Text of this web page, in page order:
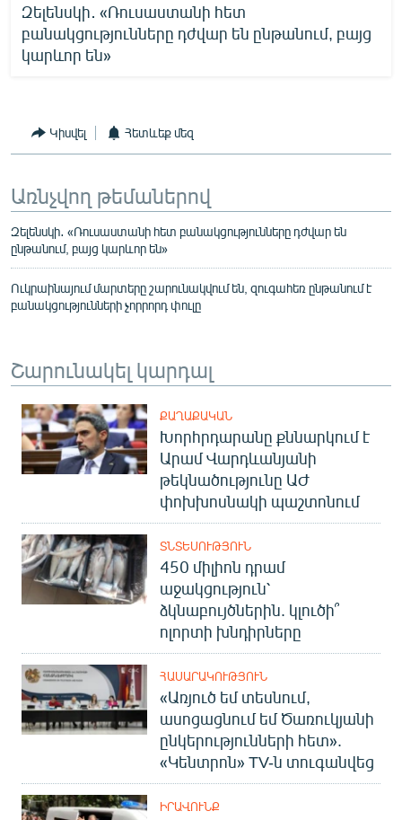
Զելենսկի․ «Ռուսաստանի հետ
բանակցությունները դժվար են ընթանում, բայց
կարևոր են»
Կիսվել Հետևեք մեզ
Առնչվող թեմաներով
Զելենսկի․ «Ռուսաստանի հետ բանակցությունները դժվար են
ընթանում, բայց կարևոր են»
Ուկրաինայում մարտերը շարունակվում են, զուգահեռ ընթանում է
բանակցությունների չորրորդ փուլը
Շարունակել կարդալ
ՔԱՂԱՔԱԿԱՆ
Խորհրդարանը քննարկում է
Արամ Վարդևանյանի
թեկնածությունը ԱԺ
փոխխոսնակի պաշտոնում
ՏՆՏԵՍՈՒԹՅՈՒՆ
450 միլիոն դրամ
աջակցություն՝
ձկնաբույծներին. կլուծի՞
ոլորտի խնդիրները
ՀԱՍԱՐԱԿՈՒԹՅՈՒՆ
«Առյուծ եմ տեսնում,
ասոցացնում եմ Ծառուկյանի
ընկերությունների հետ».
«Կենտրոն» TV-ն տուգանվեց
ԻՐԱՎՈՒՆՔ